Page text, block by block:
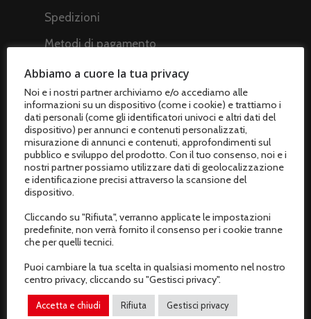
Spedizioni
Metodi di pagamento
Termini e condizioni di vendita
Resi e rimborsi
Recesso dal contratto
AREA CLIENTI
Il mio profilo
I miei ordini
I miei dati
Gestisci privacy
Abbiamo a cuore la tua privacy
Noi e i nostri partner archiviamo e/o accediamo alle
informazioni su un dispositivo (come i cookie) e trattiamo i
dati personali (come gli identificatori univoci e altri dati del
dispositivo) per annunci e contenuti personalizzati,
misurazione di annunci e contenuti, approfondimenti sul
pubblico e sviluppo del prodotto. Con il tuo consenso, noi e i
nostri partner possiamo utilizzare dati di geolocalizzazione
e identificazione precisi attraverso la scansione del
dispositivo.
Cliccando su "Rifiuta", verranno applicate le impostazioni
predefinite, non verrà fornito il consenso per i cookie tranne
che per quelli tecnici.
Puoi cambiare la tua scelta in qualsiasi momento nel nostro
centro privacy, cliccando su "Gestisci privacy".
Accetta e chiudi Rifiuta Gestisci privacy